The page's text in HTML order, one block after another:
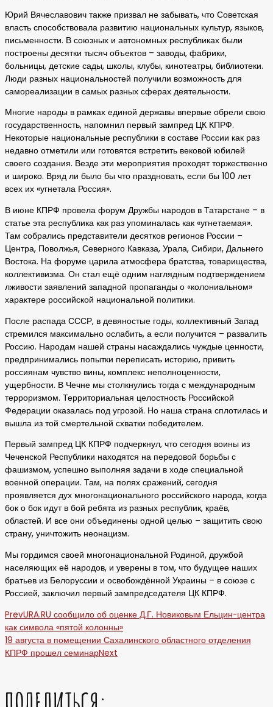
Юрий Вячеславович также призвал не забывать, что Советская
власть способствовала развитию национальных культур, языков,
письменности. В союзных и автономных республиках были
построены десятки тысяч объектов – заводы, фабрики,
больницы, детские сады, школы, клубы, кинотеатры, библиотеки.
Люди разных национальностей получили возможность для
самореализации в самых разных сферах деятельности.
Многие народы в рамках единой державы впервые обрели свою
государственность, напомнил первый зампред ЦК КПРФ.
Некоторые национальные республики в составе России как раз
недавно отметили или готовятся встретить вековой юбилей
своего создания. Везде эти мероприятия проходят торжественно
и широко. Вряд ли было бы что праздновать, если бы 100 лет
всех их «угнетала Россия».
В июне КПРФ провела форум Дружбы народов в Татарстане – в
статье эта республика как раз упоминалась как «угнетаемая».
Там собрались представители десятков регионов России –
Центра, Поволжья, Северного Кавказа, Урала, Сибири, Дальнего
Востока. На форуме царила атмосфера братства, товарищества,
коллективизма. Он стал ещё одним наглядным подтверждением
лживости заявлений западной пропаганды о «колониальном»
характере российской национальной политики.
После распада СССР, в девяностые годы, коллективный Запад
стремился максимально ослабить, а если получится – развалить
Россию. Народам нашей страны насаждались чуждые ценности,
предпринимались попытки переписать историю, привить
россиянам чувство вины, комплекс неполноценности,
ущербности. В Чечне мы столкнулись тогда с международным
терроризмом. Территориальная целостность Российской
Федерации оказалась под угрозой. Но наша страна сплотилась и
вышла из той смертельной схватки победителем.
Первый зампред ЦК КПРФ подчеркнул, что сегодня воины из
Чеченской Республики находятся на передовой борьбы с
фашизмом, успешно выполняя задачи в ходе специальной
военной операции. Там, на полях сражений, сегодня
проявляется дух многонационального российского народа, когда
бок о бок идут в бой ребята из разных республик, краёв,
областей. И все они объединены одной целью – защитить свою
страну, уничтожить неонацизм.
Мы гордимся своей многонациональной Родиной, дружбой
населяющих её народов, и уверены в том, что будущее наших
братьев из Белоруссии и освобождённой Украины – в союзе с
Россией, заключил первый зампредседателя ЦК КПРФ.
PrevURA.RU сообщило об оценке Д.Г. Новиковым Ельцин-центра
как символа «пятой колонны»
19 августа в помещении Сахалинского областного отделения
КПРФ прошел семинарNext